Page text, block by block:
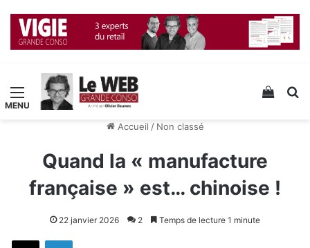
Menu Voir
Accueil / Non classé
Quand la « manufacture
française » est… chinoise !
22 janvier 2026 2 Temps de lecture 1 minute
X Linkedin